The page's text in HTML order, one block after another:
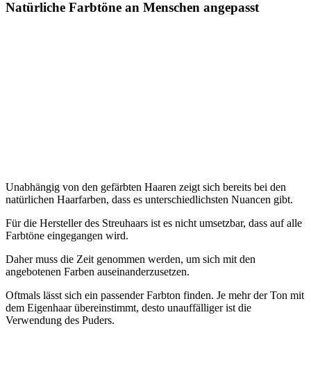
Natürliche Farbtöne an Menschen angepasst
Unabhängig von den gefärbten Haaren zeigt sich bereits bei den
natürlichen Haarfarben, dass es unterschiedlichsten Nuancen gibt.
Für die Hersteller des Streuhaars ist es nicht umsetzbar, dass auf alle
Farbtöne eingegangen wird.
Daher muss die Zeit genommen werden, um sich mit den
angebotenen Farben auseinanderzusetzen.
Oftmals lässt sich ein passender Farbton finden. Je mehr der Ton mit
dem Eigenhaar übereinstimmt, desto unauffälliger ist die
Verwendung des Puders.